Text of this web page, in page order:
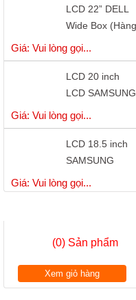
Wide Box (Hàng
Công Ty)
Giá: Vui lòng gọi...
LCD 20 inch
LCD SAMSUNG
S20B300B - LED
Giá: Vui lòng gọi...
LCD 18.5 inch
SAMSUNG
S19A150 - LED
có cổng DVI
Giá: Vui lòng gọi...
Giá: Vui lòng gọi...
LCD 18.5”
LENOVO
(0) Sản phẩm
Xem giỏ hàng